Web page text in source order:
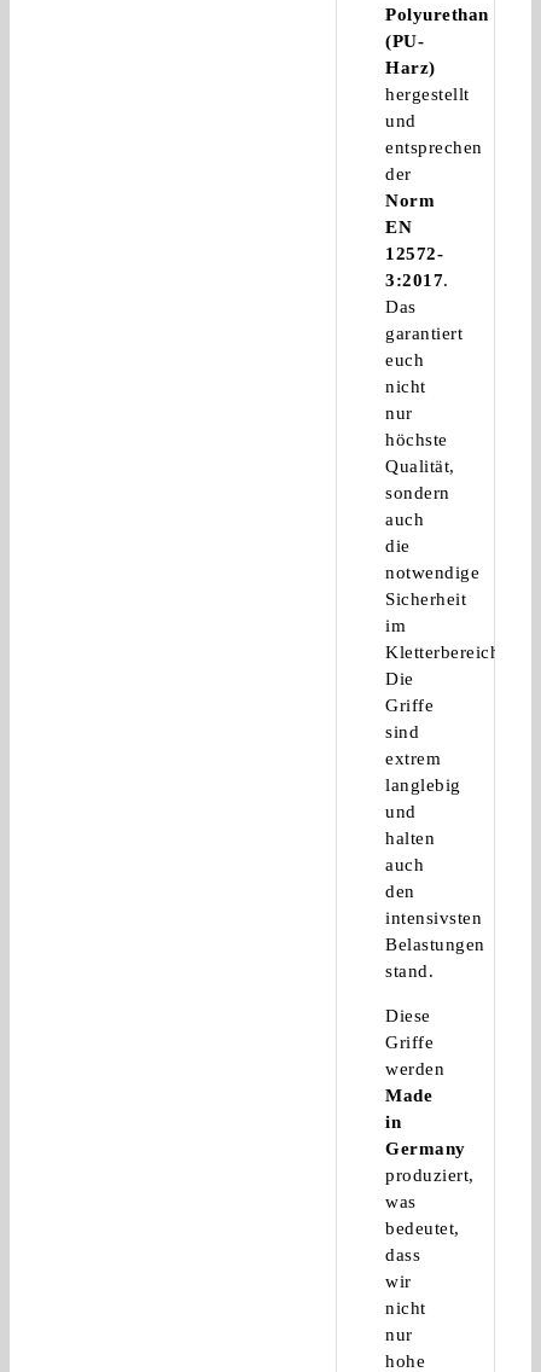
Polyurethan
(PU-
Harz)
hergestellt
und
entsprechen
der
Norm
EN
12572-
3:2017.
Das
garantiert
euch
nicht
nur
höchste
Qualität,
sondern
auch
die
notwendige
Sicherheit
im
Kletterbereich.
Die
Griffe
sind
extrem
langlebig
und
halten
auch
den
intensivsten
Belastungen
stand.
Diese
Griffe
werden
Made
in
Germany
produziert,
was
bedeutet,
dass
wir
nicht
nur
hohe